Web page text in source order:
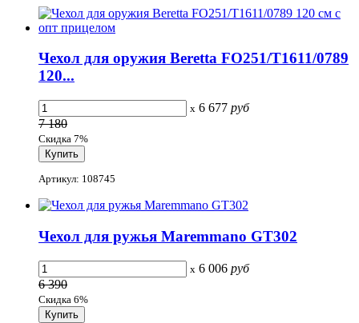
Чехол для оружия Beretta FO251/T1611/0789
120...
x 6 677 руб
7 180
Скидка 7%
Артикул: 108745
Чехол для ружья Maremmano GT302
x 6 006 руб
6 390
Скидка 6%